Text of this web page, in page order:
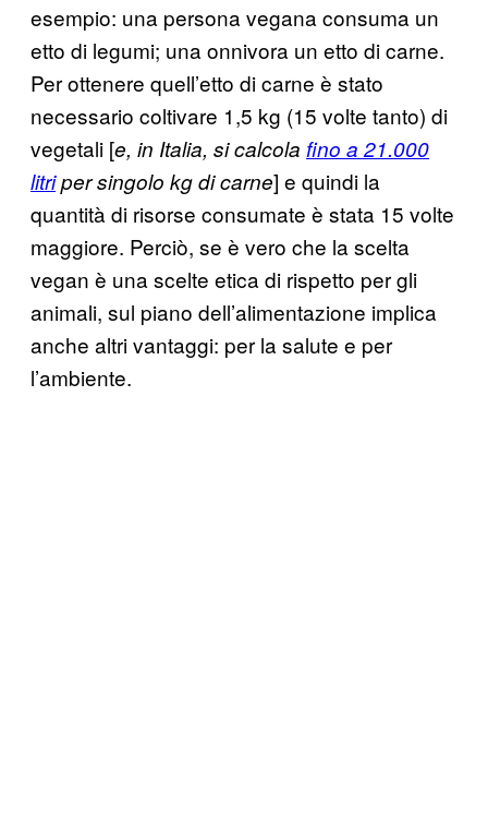
esempio: una persona vegana consuma un
etto di legumi; una onnivora un etto di carne.
Per ottenere quell’etto di carne è stato
necessario coltivare 1,5 kg (15 volte tanto) di
vegetali [e, in Italia, si calcola fino a 21.000
litriper singolo kg di carne] e quindi la
quantità di risorse consumate è stata 15 volte
maggiore. Perciò, se è vero che la scelta
vegan è una scelte etica di rispetto per gli
animali, sul piano dell’alimentazione implica
anche altri vantaggi: per la salute e per
l’ambiente.